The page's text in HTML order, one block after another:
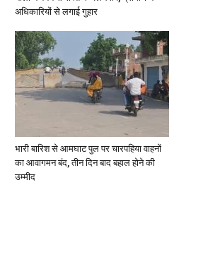
अधिकारियों से लगाई गुहार
भारी बारिश से आमघाट पुल पर चारपहिया वाहनों
का आवागमन बंद, तीन दिन बाद बहाल होने की
उम्मीद